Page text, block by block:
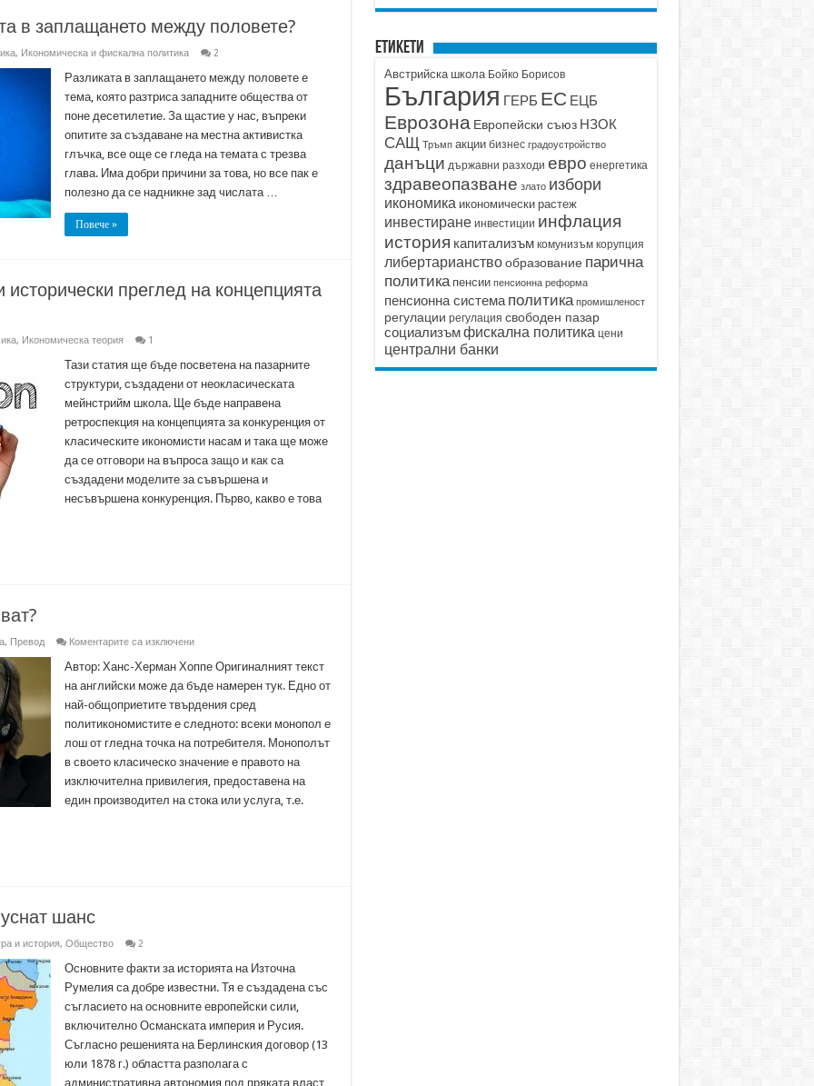
в заплащането между половете?
, Икономическа и фискална политика 2
Разликата в заплащането между половете е
тема, която разтриса западните общества от
поне десетилетие. За щастие у нас, въпреки
опитите за създаване на местна активистка
глъчка, все още се гледа на темата с трезва
глава. Има добри причини за това, но все пак е
полезно да се надникне зад числата …
Повече »
исторически преглед на концепцията
, Икономическа теория 1
Тази статия ще бъде посветена на пазарните
структури, създадени от неокласическата
мейнстрийм школа. Ще бъде направена
ретроспекция на концепцията за конкуренция от
класическите икономисти насам и така ще може
да се отговори на въпроса защо и как са
създадени моделите за съвършена и
несъвършена конкуренция. Първо, какво е това
, Превод Коментарите са изключениза
лошите
управляват?
Автор: Ханс-Херман Хоппе Оригиналният текст
на английски може да бъде намерен тук. Едно от
най-общоприетите твърдения сред
политикономистите е следното: всеки монопол е
лош от гледна точка на потребителя. Монополът
в своето класическо значение е правото на
изключителна привилегия, предоставена на
един производител на стока или услуга, т.е.
шанс
и история, Общество 2
Основните факти за историята на Източна
Румелия са добре известни. Тя е създадена със
съгласието на основните европейски сили,
включително Османската империя и Русия.
Съгласно решенията на Берлинския договор (13
юли 1878 г.) областта разполага с
административна автономия под пряката власт
Етикети
Австрийска школа Бойко Борисов
България ГЕРБ ЕС ЕЦБ
Еврозона Европейски съюз НЗОК
САЩ Тръмп акции бизнес градоустройство
данъци държавни разходи евро енергетика
здравеопазване злато избори
икономика икономически растеж
инвестиране инвестиции инфлация
история капитализъм комунизъм корупция
либертарианство образование парична
политика пенсии пенсионна реформа
пенсионна система политика промишленост
регулации регулация свободен пазар
социализъмфискална политика цени
централни банки